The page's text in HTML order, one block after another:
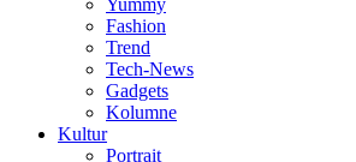
Yummy
Fashion
Trend
Tech-News
Gadgets
Kolumne
Kultur
Portrait